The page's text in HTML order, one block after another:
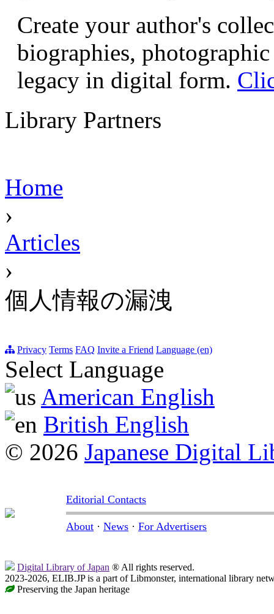
Create your author's
biographies,
legacy in digital form.
Library Partners
Home
›
Articles
›
個人情報の漏洩
Privacy Terms FAQ Invite a Friend Language (en)
Select Language
American English
British English
© 2026 Japanese Digital
Editorial Contacts
About · News · For Advertisers
Digital Library of Japan ® All rights reserved.
2023-2026, ELIB.JP is a part of Libmonster, international library
Preserving the Japan heritage